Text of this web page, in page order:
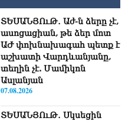
ՏԵՍԱՆՅՈւԹ․ Աժ-ն ձերը չէ,
ասոցացիան, թե ձեր մոտ
ԱԺ փոխնախագահ պետք է
աշխատի Վարդևանյանը,
տեղին չէ. Մամիկոն
Ասլանյան
07.08.2026
ՏԵՍԱՆՅՈւԹ․ Սկսեցին